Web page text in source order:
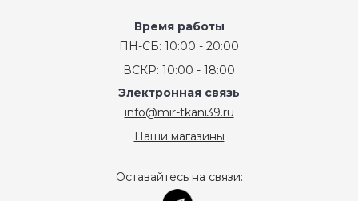
Время работы
ПН-СБ: 10:00 - 20:00
ВСКР: 10:00 - 18:00
Электронная связь
info@mir-tkani39.ru
Наши магазины
Оставайтесь на связи: